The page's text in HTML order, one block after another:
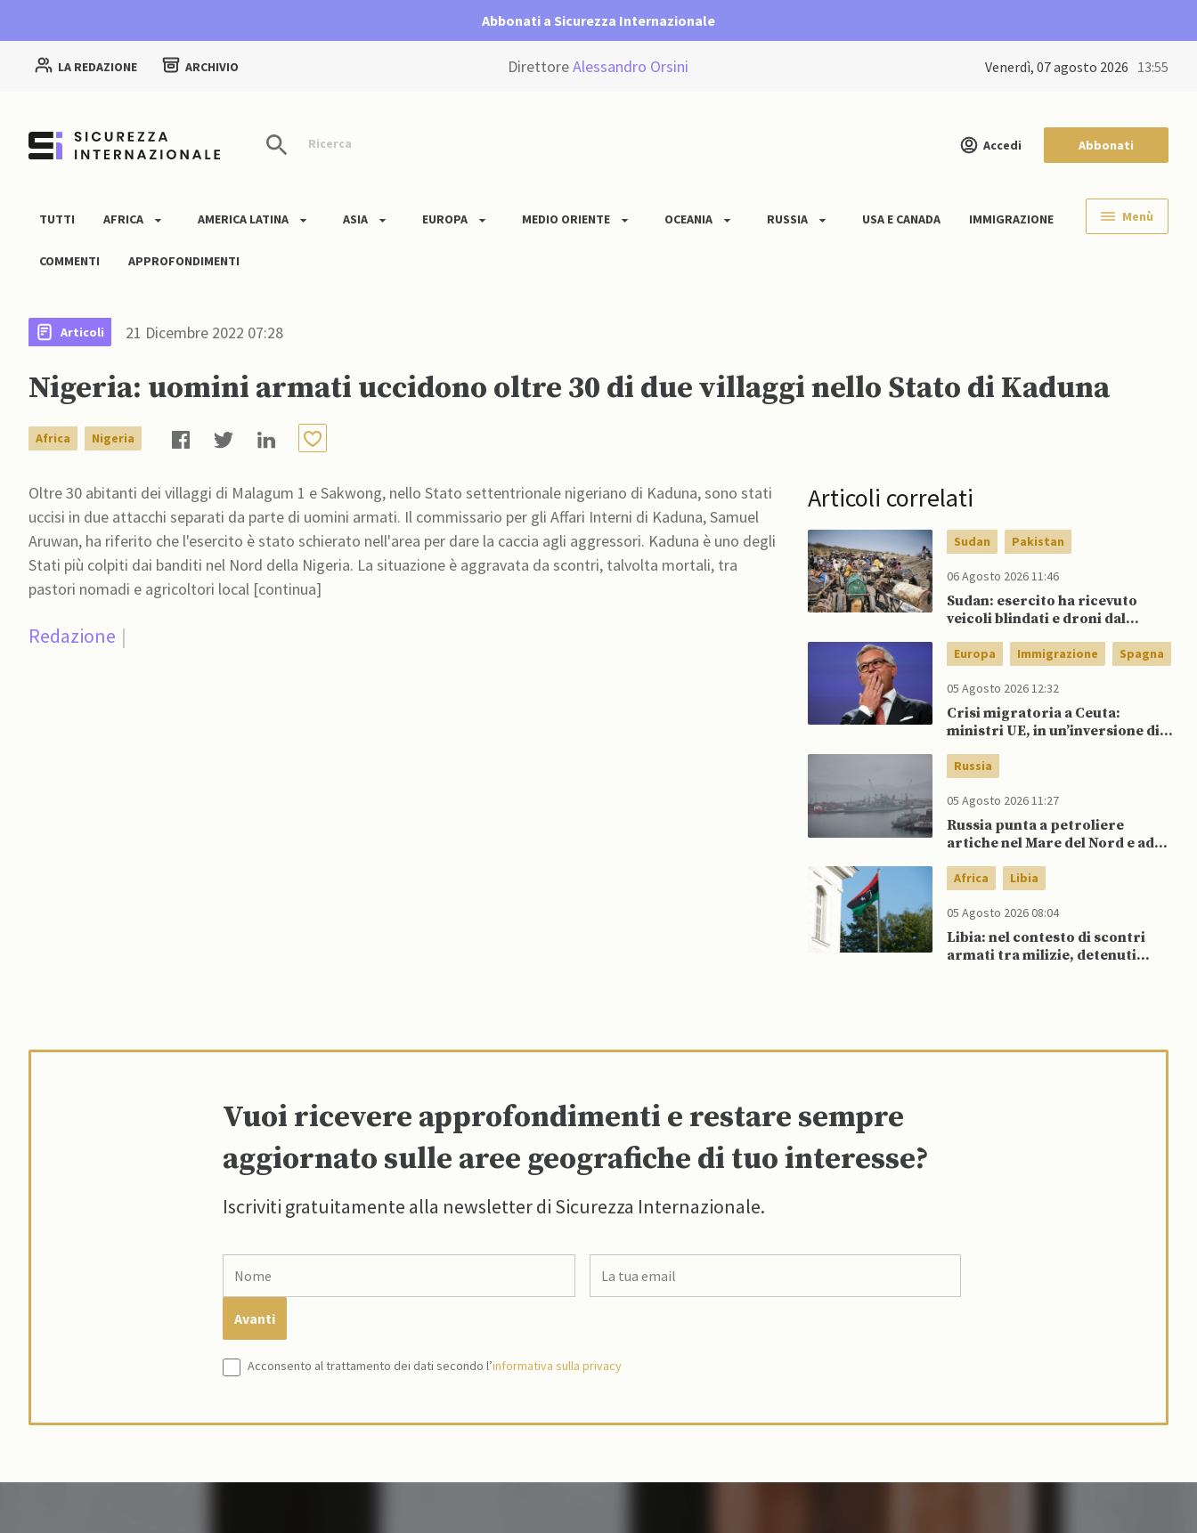
Abbonati a Sicurezza Internazionale
LA REDAZIONE ARCHIVIO DirettoreAlessandro Orsini venerdì, 07 agosto 2026 13:55
Ricerca Accedi Abbonati
TUTTI AFRICA AMERICA LATINA ASIA EUROPA MEDIO ORIENTE OCEANIA RUSSIA USA E CANADA IMMIGRAZIONE
COMMENTI APPROFONDIMENTI
Menù
Articoli 21 Dicembre 2022 07:28
Nigeria: uomini armati uccidono oltre 30 di due villaggi nello Stato di Kaduna
Africa Nigeria
Oltre 30 abitanti dei villaggi di Malagum 1 e Sakwong, nello Stato settentrionale nigeriano di Kaduna, sono stati
uccisi in due attacchi separati da parte di uomini armati. Il commissario per gli Affari Interni di Kaduna, Samuel
Aruwan, ha riferito che l'esercito è stato schierato nell'area per dare la caccia agli aggressori. Kaduna è uno degli
Stati più colpiti dai banditi nel Nord della Nigeria. La situazione è aggravata da scontri, talvolta mortali, tra
pastori nomadi e agricoltori local [continua]
Redazione |
Articoli correlati
Sudan Pakistan
06 Agosto 2026 11:46
Sudan: esercito ha ricevuto
veicoli blindati e droni dal
Europa Immigrazione Spagna
05 Agosto 2026 12:32
Crisi migratoria a Ceuta:
ministri UE, in un’inversione di
sostegno della Spagna
Russia
05 Agosto 2026 11:27
Russia punta a petroliere
artiche nel Mare del Nord e ad
aggirare sanzioni occidentali
Africa Libia
05 Agosto 2026 08:04
Libia: nel contesto di scontri
armati tra milizie, detenuti
Vuoi ricevere approfondimenti e restare sempre
aggiornato sulle aree geografiche di tuo interesse?
Iscriviti gratuitamente alla newsletter di Sicurezza Internazionale.
Acconsento al trattamento dei dati secondo l’informativa sulla privacy